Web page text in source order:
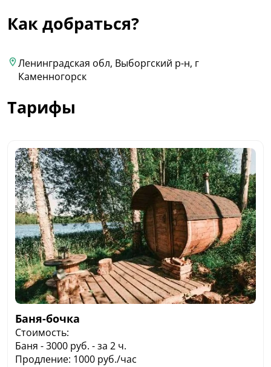
Как добраться?
Ленинградская обл, Выборгский р-н, г
Каменногорск
Тарифы
Баня-бочка
Стоимость:
Баня - 3000 руб. - за 2 ч.
Продление: 1000 руб./час